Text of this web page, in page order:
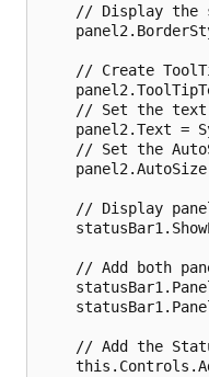
// Display the
// Create
// Set the
panel2.Text =
// Set the
// Display
// Add both
// Add the